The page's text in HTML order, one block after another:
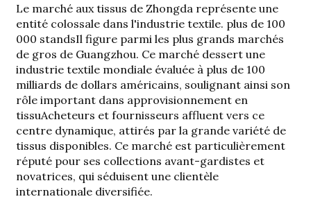
Le marché aux tissus de Zhongda représente une
entité colossale dans l'industrie textile. plus de 100
000 standsIl figure parmi les plus grands marchés
de gros de Guangzhou. Ce marché dessert une
industrie textile mondiale évaluée à plus de 100
milliards de dollars américains, soulignant ainsi son
rôle important dans approvisionnement en
tissuAcheteurs et fournisseurs affluent vers ce
centre dynamique, attirés par la grande variété de
tissus disponibles. Ce marché est particulièrement
réputé pour ses collections avant-gardistes et
novatrices, qui séduisent une clientèle
internationale diversifiée.